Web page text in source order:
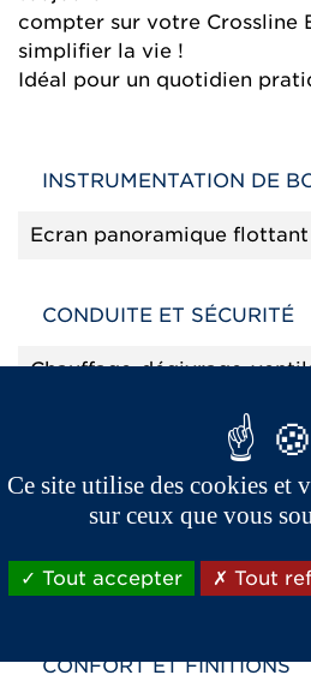
compter sur votre Crossline
simplifier la vie !
Idéal pour un quotidien
INSTRUMENTATION DE
Ecran panoramique
CONDUITE ET SÉCURITÉ
Chauffage-dégivrage-
Essuie-glace
(dont 1 intermittente)
Rétroviseur intérieur 2
Rétroviseurs gauche et
rétrovision agrandi
CONFORT ET FINITIONS
Ce site utilise des cookies et
sur ceux que vous
Tout accepter Tout